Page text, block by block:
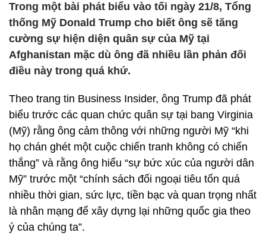
Trong một bài phát biểu vào tối ngày 21/8, Tổng
thống Mỹ Donald Trump cho biết ông sẽ tăng
cường sự hiện diện quân sự của Mỹ tại
Afghanistan mặc dù ông đã nhiều lần phản đối
điều này trong quá khứ.
Theo trang tin Business Insider, ông Trump đã phát
biểu trước các quan chức quân sự tại bang Virginia
(Mỹ) rằng ông cảm thông với những người Mỹ “khi
họ chán ghét một cuộc chiến tranh không có chiến
thắng” và rằng ông hiểu “sự bức xúc của người dân
Mỹ” trước một “chính sách đối ngoại tiêu tốn quá
nhiều thời gian, sức lực, tiền bạc và quan trọng nhất
là nhân mạng để xây dựng lại những quốc gia theo
ý của chúng ta”.